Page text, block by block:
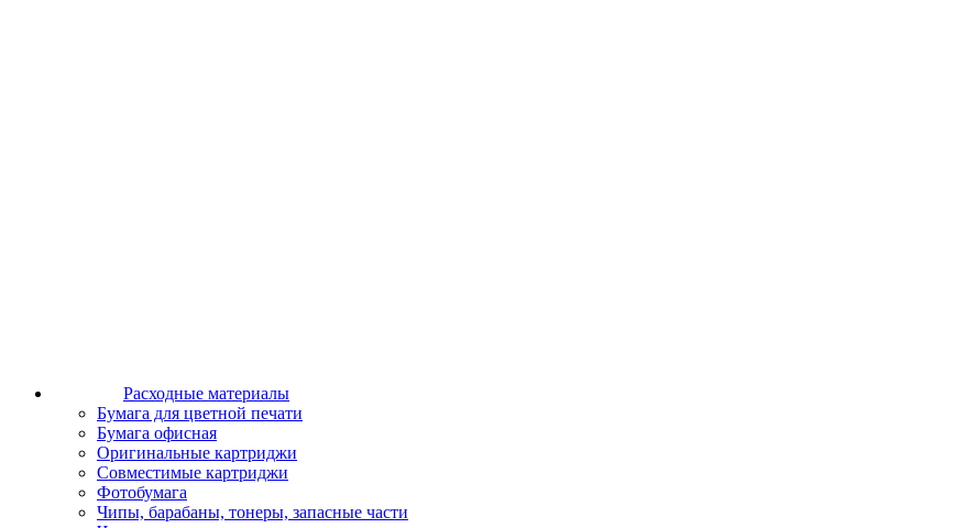
Расходные материалы
Бумага для цветной печати
Бумага офисная
Оригинальные картриджи
Совместимые картриджи
Фотобумага
Чипы, барабаны, тонеры, запасные части